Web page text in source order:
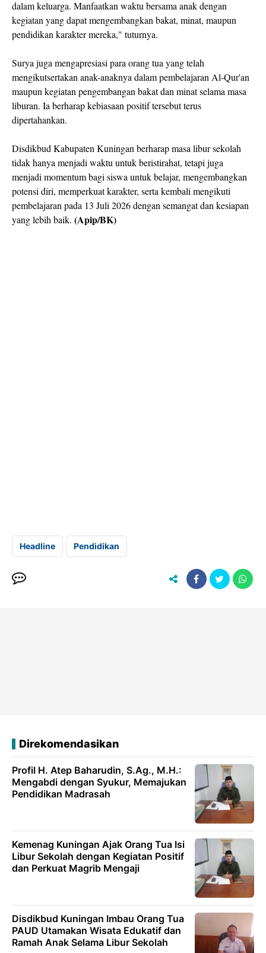
dalam keluarga. Manfaatkan waktu bersama anak dengan
kegiatan yang dapat mengembangkan bakat, minat, maupun
pendidikan karakter mereka," tuturnya.
Surya juga mengapresiasi para orang tua yang telah
mengikutsertakan anak-anaknya dalam pembelajaran Al-Qur'an
maupun kegiatan pengembangan bakat dan minat selama masa
liburan. Ia berharap kebiasaan positif tersebut terus
dipertahankan.
Disdikbud Kabupaten Kuningan berharap masa libur sekolah
tidak hanya menjadi waktu untuk beristirahat, tetapi juga
menjadi momentum bagi siswa untuk belajar, mengembangkan
potensi diri, memperkuat karakter, serta kembali mengikuti
pembelajaran pada 13 Juli 2026 dengan semangat dan kesiapan
yang lebih baik. (Apip/BK)
Headline Pendidikan
Direkomendasikan
Profil H. Atep Baharudin, S.Ag., M.H.:
Mengabdi dengan Syukur, Memajukan
Pendidikan Madrasah
Kemenag Kuningan Ajak Orang Tua Isi
Libur Sekolah dengan Kegiatan Positif
dan Perkuat Magrib Mengaji
Disdikbud Kuningan Imbau Orang Tua
PAUD Utamakan Wisata Edukatif dan
Ramah Anak Selama Libur Sekolah